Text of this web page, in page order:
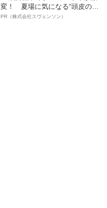
変！ 夏場に気になる“頭皮のニ
オイ”や“ベタつき”を解消す
PR（株式会社スヴェンソン）